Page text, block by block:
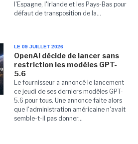
l'Espagne, l'Irlande et les Pays-Bas pour
défaut de transposition de la...
LE 09 JUILLET 2026
OpenAI décide de lancer sans
restriction les modèles GPT-
5.6
Le fournisseur a annoncé le lancement
ce jeudi de ses derniers modèles GPT-
5.6 pour tous. Une annonce faite alors
que l'administration américaine n'avait
semble-t-il pas donner...